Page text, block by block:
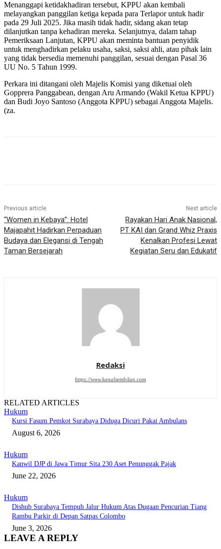
Menanggapi ketidakhadiran tersebut, KPPU akan kembali
melayangkan panggilan ketiga kepada para Terlapor untuk hadir
pada 29 Juli 2025. Jika masih tidak hadir, sidang akan tetap
dilanjutkan tanpa kehadiran mereka. Selanjutnya, dalam tahap
Pemeriksaan Lanjutan, KPPU akan meminta bantuan penyidik
untuk menghadirkan pelaku usaha, saksi, saksi ahli, atau pihak lain
yang tidak bersedia memenuhi panggilan, sesuai dengan Pasal 36
UU No. 5 Tahun 1999.
Perkara ini ditangani oleh Majelis Komisi yang diketuai oleh
Gopprera Panggabean, dengan Aru Armando (Wakil Ketua KPPU)
dan Budi Joyo Santoso (Anggota KPPU) sebagai Anggota Majelis.
(za.
Previous article
“Women in Kebaya”: Hotel
Majapahit Hadirkan Perpaduan
Budaya dan Elegansi di Tengah
Taman Bersejarah
Next article
Rayakan Hari Anak Nasional,
PT KAI dan Grand Whiz Praxis
Kenalkan Profesi Lewat
Kegiatan Seru dan Edukatif
Redaksi
https://www.kanalsembilan.com
RELATED ARTICLES
Hukum
Kursi Fasum Pemkot Surabaya Diduga Dicuri Pakai Ambulans
August 6, 2026
Hukum
Kanwil DJP di Jawa Timur Sita 230 Aset Penunggak Pajak
June 22, 2026
Hukum
Dishub Surabaya Tempuh Jalur Hukum Atas Dugaan Pencurian Tiang
Rambu Parkir di Depan Satpas Colombo
June 3, 2026
LEAVE A REPLY